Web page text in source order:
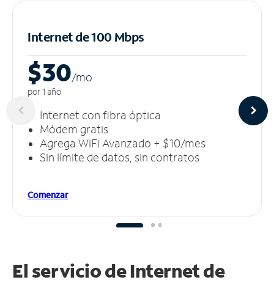
Internet de 100 Mbps
$30/mo
por 1 año
Internet con fibra óptica
Módem gratis
Agrega WiFi Avanzado + $10/mes
Sin límite de datos, sin contratos
Comenzar
El servicio de Internet de